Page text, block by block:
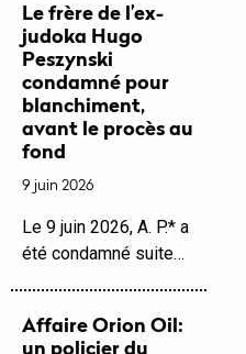
Le frère de l’ex-
judoka Hugo
Peszynski
condamné pour
blanchiment,
avant le procès au
fond
9 juin 2026
Le 9 juin 2026, A. P.* a
été condamné suite…
Affaire Orion Oil:
un policier du